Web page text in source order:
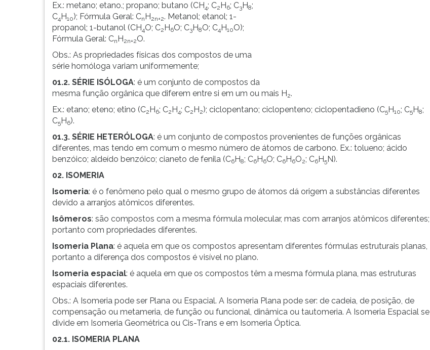
Ex.: metano; etano.; propano; butano (CH4; C2H6; C3H8;
C4H10); Fórmula Geral: CnH2n+2. Metanol; etanol; 1-
propanol; 1-butanol (CH4O; C2H6O; C3H8O; C4H10O);
Fórmula Geral: CnH2n+2O.
Obs.: As propriedades físicas dos compostos de uma
série homóloga variam uniformemente;
01.2. SÉRIE ISÓLOGA: é um conjunto de compostos da
mesma função orgânica que diferem entre si em um ou mais H2.
Ex.: etano; eteno; etino (C2H6; C2H4; C2H2); ciclopentano; ciclopenteno; ciclopentadieno (C5H10; C5H8;
C5H6).
01.3. SÉRIE HETERÓLOGA: é um conjunto de compostos provenientes de funções orgânicas
diferentes, mas tendo em comum o mesmo número de átomos de carbono. Ex.: tolueno; ácido
benzóico; aldeído benzóico; cianeto de fenila (C6H8; C6H6O; C6H6O2; C6H5N).
02. ISOMERIA
Isomeria: é o fenômeno pelo qual o mesmo grupo de átomos dá origem a substâncias diferentes
devido a arranjos atômicos diferentes.
Isômeros: são compostos com a mesma fórmula molecular, mas com arranjos atômicos diferentes;
portanto com propriedades diferentes.
Isomeria Plana: é aquela em que os compostos apresentam diferentes fórmulas estruturais planas,
portanto a diferença dos compostos é visível no plano.
Isomeria espacial: é aquela em que os compostos têm a mesma fórmula plana, mas estruturas
espaciais diferentes.
Obs.: A Isomeria pode ser Plana ou Espacial. A Isomeria Plana pode ser: de cadeia, de posição, de
compensação ou metameria, de função ou funcional, dinâmica ou tautomeria. A Isomeria Espacial se
divide em Isomeria Geométrica ou Cis-Trans e em Isomeria Óptica.
02.1. ISOMERIA PLANA